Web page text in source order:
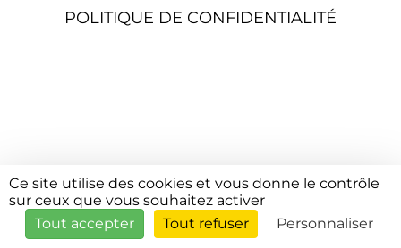
POLITIQUE DE CONFIDENTIALITÉ
Ce site utilise des cookies et vous donne le contrôle
sur ceux que vous souhaitez activer
Tout accepter
Tout refuser Personnaliser